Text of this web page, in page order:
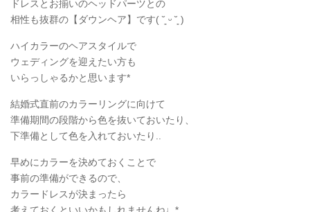
ドレスとお揃いのヘッドパーツとの
相性も抜群の【ダウンヘア】です( ˘͈ ᵕ ˘͈ )
ハイカラーのヘアスタイルで
ウェディングを迎えたい方も
いらっしゃるかと思います*
結婚式直前のカラーリングに向けて
準備期間の段階から色を抜いておいたり、
下準備として色を入れておいたり..
早めにカラーを決めておくことで
事前の準備ができるので、
カラードレスが決まったら